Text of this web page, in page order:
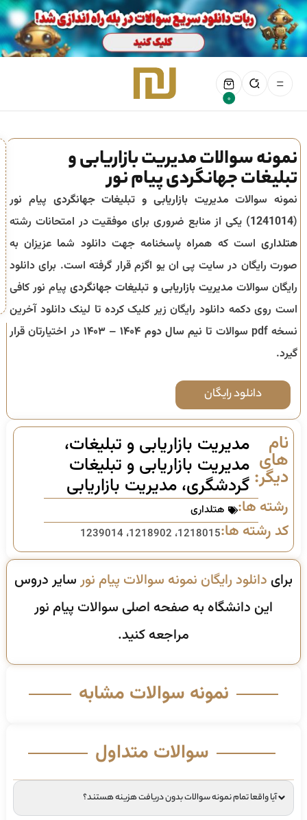
0
نمونه سوالات مدیریت بازاریابی و
تبلیغات جهانگردی پیام نور
نمونه سوالات مدیریت بازاریابی و تبلیغات جهانگردی پیام نور
(
1241014) یکی از منابع ضروری برای موفقیت در امتحانات رشته
هتلداری است که همراه پاسخنامه جهت دانلود شما عزیزان به
صورت رایگان در سایت پی ان یو اگزم قرار گرفته است. برای دانلود
رایگان سوالات مدیریت بازاریابی و تبلیغات جهانگردیپیام نور کافی
است روی دکمه دانلود رایگان زیر کلیک کرده تا لینک دانلود آخرین
نسخه pdf سوالات تا
نیم سال دوم ۱۴۰۴ – ۱۴۰۳
در اختیارتان قرار
گیرد.
دانلود رایگان
نام
های
دیگر:
مدیریت بازاریابی و تبلیغات،
مدیریت بازاریابی و تبلیغات
گردشگری، مدیریت بازاریابی
رشته ها: هتلداری
کد رشته ها:1218015، 1218902، 1239014
برای دانلود رایگان نمونه سوالات پیام نورسایر دروس
این دانشگاه به صفحه اصلی سوالات پیام نور
مراجعه کنید.
نمونه سوالات مشابه
سوالات متداول
آیا واقعا تمام نمونه سوالات بدون دریافت هزینه هستند؟